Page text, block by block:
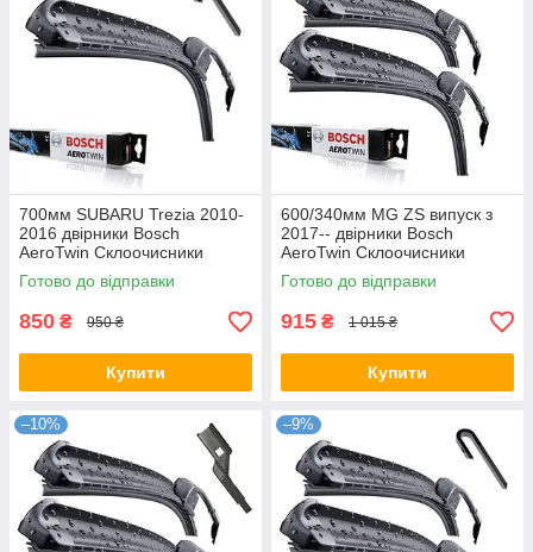
700мм SUBARU Trezia 2010-
2016 двірники Bosch
AeroTwin Склоочисники
Готово до відправки
850 ₴ 950 ₴
Купити
600/340мм MG ZS випуск з
2017-- двірники Bosch
AeroTwin Склоочисники
Готово до відправки
915 ₴ 1 015 ₴
Купити
–10% –9%